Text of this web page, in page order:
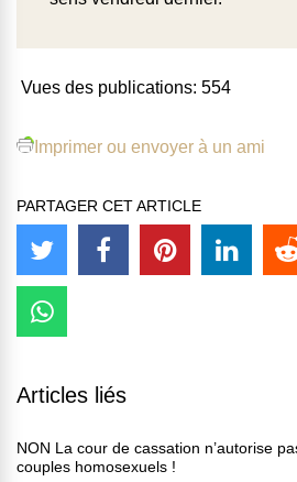
Vues des publications: 554
Imprimer ou envoyer à un ami
PARTAGER CET ARTICLE
Articles liés
NON La cour de cassation n’autorise
couples homosexuels !